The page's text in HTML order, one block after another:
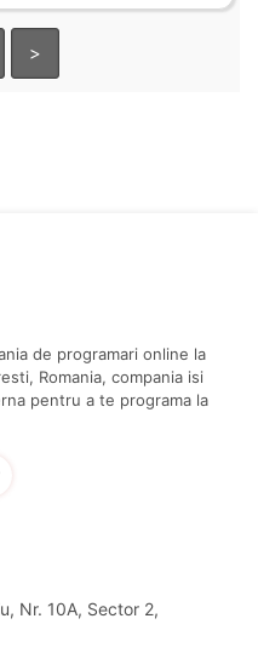
>
de programari online la
Romania, compania isi
pentru a te programa la
Nr. 10A, Sector 2,